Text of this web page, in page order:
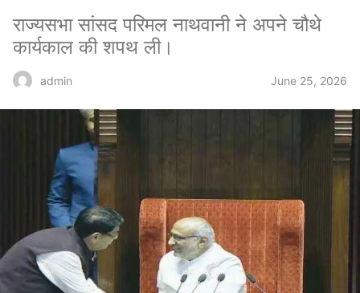
राज्यसभा सांसद परिमल नाथवानी ने अपने चौथे
कार्यकाल की शपथ ली।
admin June 25, 2026